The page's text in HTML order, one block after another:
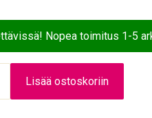
Nopea toimitus 1-5
Lisää ostoskoriin